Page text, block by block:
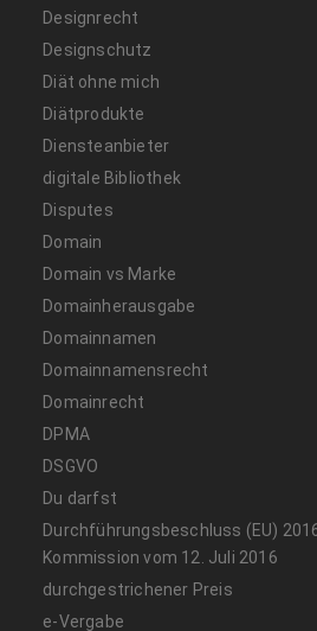
Designrecht
Designschutz
Diät ohne mich
Diätprodukte
Diensteanbieter
digitale Bibliothek
Disputes
Domain
Domain vs Marke
Domainherausgabe
Domainnamen
Domainnamensrecht
Domainrecht
DPMA
DSGVO
Du darfst
Durchführungsbeschluss (EU)
Kommission vom 12. Juli 2016
durchgestrichener Preis
e-Vergabe